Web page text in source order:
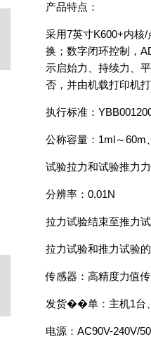
产品特点：
采用7英寸K600+内核
换；数字闭环控制，
示启始力、持续力、
否，并由机载打印机
执行标准：
公称容量：1ml～60m
试验拉力和试验推力
分辨率：0.01N
拉力试验结束至推力
拉力试验和推力试验
传感器：高精度力值
发货��单：主机1台
电源：AC90V-240V/